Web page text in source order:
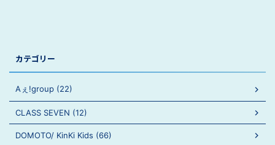
カテゴリー
Aぇ!group (22)
CLASS SEVEN (12)
DOMOTO/ KinKi Kids (66)